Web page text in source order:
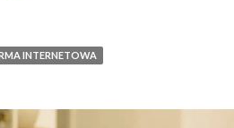
INTERNETOWA